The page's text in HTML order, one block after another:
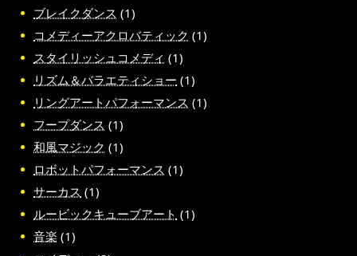
ブレイクダンス (1)
コメディーアクロバティック (1)
スタイリッシュコメディ (1)
リズム＆バラエティショー (1)
リングアートパフォーマンス (1)
フープダンス (1)
和風マジック (1)
ロボットパフォーマンス (1)
サーカス (1)
ルービックキューブアート (1)
音楽 (1)